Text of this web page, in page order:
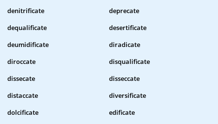
denitrificate
deprecate
dequalificate
desertificate
deumidificate
diradicate
diroccate
disqualificate
dissecate
disseccate
distaccate
diversificate
dolcificate
edificate